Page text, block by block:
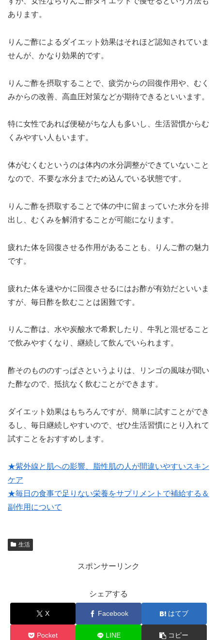
あります。
りんご酢によるダイエット効果はそれほど認知されていま
せんが、かなり効果的です。
りんご酢を摂取することで、疲労からの回復作用や、むく
みからの改善、高血圧対策などが期待できるといいます。
特に女性であれば便秘がちな人も多いし、生活習慣からむ
くみやすい人もいます。
体がむくむというのは体内の水分調整ができていないこと
なので、不要な水分までため込んでいる状態です。
りんご酢を摂取することで体の中に留まっていた水分を排
出し、むくみを解消することが可能になります。
疲れた体を回復させる作用があることも、りんご酢の魅力
です。
疲れた体を速やかに回復させるにはお酢が有効だといいま
すが、毎日酢を飲むことは困難です。
りんご酢は、水や炭酸水で希釈したり、牛乳と混ぜること
で飲みやすくなり、継続して飲んでいられます。
酢そのもののすっぱさというよりは、リンゴの風味が聞い
た酢なので、抵抗なく飲むことができます。
ダイエット効果はもちろんですが、簡単に試すことができ
るし、毎日継続しやすいので、ぜひ生活習慣にとり入れて
試すことをおすすめします。
★紫外線と肌への影響、脂性肌の人が間違いやすいスキン
ケア
★毎日の食事で足りない栄養をサプリメントで補給する＆
副作用について
生活
スポンサーリンク
シェアする
X Facebook はてブ
Pocket LINE コピー